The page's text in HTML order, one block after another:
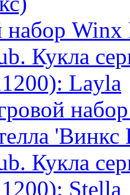
набор Winx
Кукла
Layla
Кукла
Stella